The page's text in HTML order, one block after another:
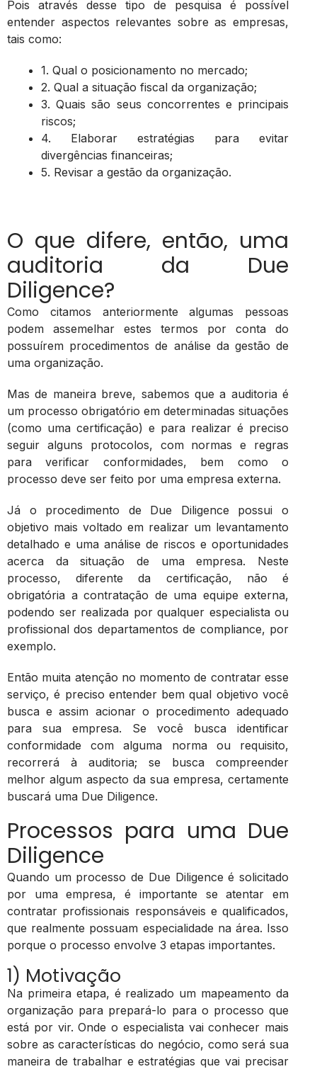
Pois através desse tipo de pesquisa é possível
entender aspectos relevantes sobre as empresas,
tais como:
1. Qual o posicionamento no mercado;
2. Qual a situação fiscal da organização;
3. Quais são seus concorrentes e principais
riscos;
4. Elaborar estratégias para evitar
divergências financeiras;
5. Revisar a gestão da organização.
O que difere, então, uma
auditoria da Due
Diligence?
Como citamos anteriormente algumas pessoas
podem assemelhar estes termos por conta do
possuírem procedimentos de análise da gestão de
uma organização.
Mas de maneira breve, sabemos que a auditoria é
um processo obrigatório em determinadas situações
(como uma certificação) e para realizar é preciso
seguir alguns protocolos, com normas e regras
para verificar conformidades, bem como o
processo deve ser feito por uma empresa externa.
Já o procedimento de Due Diligence possui o
objetivo mais voltado em realizar um levantamento
detalhado e uma análise de riscos e oportunidades
acerca da situação de uma empresa. Neste
processo, diferente da certificação, não é
obrigatória a contratação de uma equipe externa,
podendo ser realizada por qualquer especialista ou
profissional dos departamentos de compliance, por
exemplo.
Então muita atenção no momento de contratar esse
serviço, é preciso entender bem qual objetivo você
busca e assim acionar o procedimento adequado
para sua empresa. Se você busca identificar
conformidade com alguma norma ou requisito,
recorrerá à auditoria; se busca compreender
melhor algum aspecto da sua empresa, certamente
buscará uma Due Diligence.
Processos para uma Due
Diligence
Quando um processo de Due Diligence é solicitado
por uma empresa, é importante se atentar em
contratar profissionais responsáveis e qualificados,
que realmente possuam especialidade na área. Isso
porque o processo envolve 3 etapas importantes.
1) Motivação
Na primeira etapa, é realizado um mapeamento da
organização para prepará-lo para o processo que
está por vir. Onde o especialista vai conhecer mais
sobre as características do negócio, como será sua
maneira de trabalhar e estratégias que vai precisar